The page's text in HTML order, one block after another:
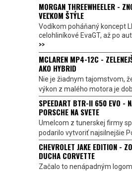
MORGAN THREEWHEELER -
VEĽKOM ŠTÝLE
Vodíkom poháňaný koncept
celohliníkové EvaGT, až po
>>
MCLAREN MP4-12C -
AKO HYBRID
Nie je žiadnym tajomstvom,
výkon z malého motora je
SPEEDART BTR-II 650 EVO -
PORSCHE NA SVETE
Umelcom z tunerskej firmy
podarilo vytvoriť najsilnejšie
CHEVROLET JAKE EDITION -
DUCHA CORVETTE
Začalo to nenápadným